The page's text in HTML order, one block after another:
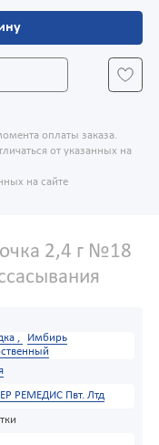
оплаты заказа.
от указанных на
на сайте
2,4 г №18
,
Имбирь
РЕМЕДИС Пвт. Лтд